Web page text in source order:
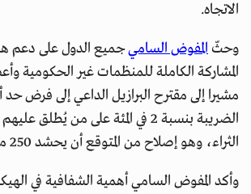
الاتجاه.
وحثّ المفوض الساميجميع الدول على دعم
المشاركة الكاملة للمنظمات غير الحكومية
مشيرا إلى مقترح البرازيل الداعي إلى فرض حد
الضريبة بنسبة 2 في المئة على من
الثراء، وهو إصلاح من المتوقع أن يحشد 250 مليار دولار سنويا.
وأكد المفوض السامي أهمية الشفافية في